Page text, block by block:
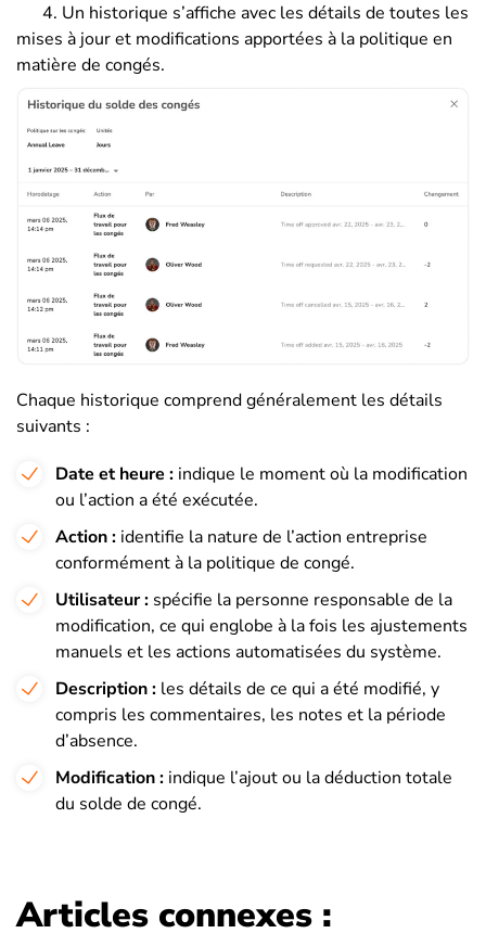
4. Un historique s’affiche avec les détails de toutes les
mises à jour et modifications apportées à la politique en
matière de congés.
Chaque historique comprend généralement les détails
suivants :
Date et heure : indique le moment où la modification
ou l’action a été exécutée.
Action : identifie la nature de l’action entreprise
conformément à la politique de congé.
Utilisateur : spécifie la personne responsable de la
modification, ce qui englobe à la fois les ajustements
manuels et les actions automatisées du système.
Description : les détails de ce qui a été modifié, y
compris les commentaires, les notes et la période
d’absence.
Modification : indique l’ajout ou la déduction totale
du solde de congé.
Articles connexes :